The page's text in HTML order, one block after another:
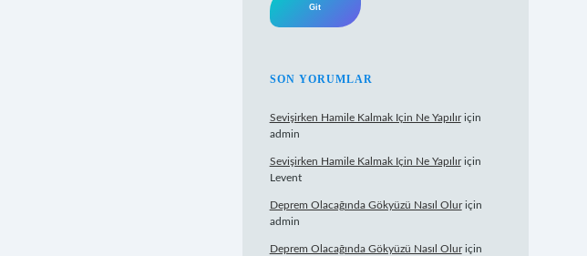
SON YORUMLAR
Sevişirken Hamile Kalmak Için Ne Yapılıriçin
admin
Sevişirken Hamile Kalmak Için Ne Yapılıriçin
Levent
Deprem Olacağında Gökyüzü Nasıl Oluriçin
admin
Deprem Olacağında Gökyüzü Nasıl Oluriçin